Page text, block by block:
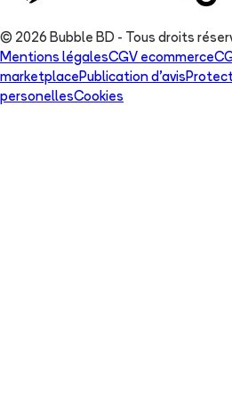
© 2026 Bubble BD - Tous droits
Mentions légalesCGV ecommerce
marketplacePublication d'avis
personellesCookies